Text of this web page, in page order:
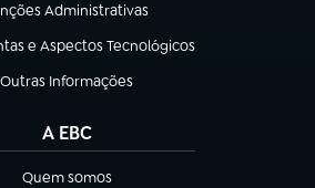
Administrativas
em nova aba)
e Aspectos Tecnológicos
aba)
Outras Informações
(abre em nova aba)
A EBC
Quem somos